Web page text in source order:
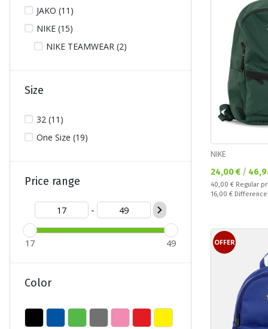
JAKO (11)
NIKE (15)
NIKE TEAMWEAR (2)
Size
32 (11)
One Size (19)
Price range
-
17 49
Color
NIKE
Текуща цена:
24,00 € /
Regular price:
40,00 € Regular
Спестявате:
16,00 € Difference
OFFER